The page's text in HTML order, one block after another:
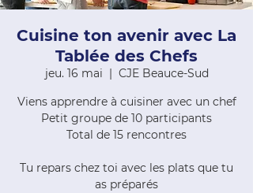
Cuisine ton avenir avec La
Tablée des Chefs
jeu. 16 mai
  |
CJE Beauce-Sud
Viens apprendre à cuisiner avec un chef
Petit groupe de 10 participants
Total de 15 rencontres
Tu repars chez toi avec les plats que tu
as préparés